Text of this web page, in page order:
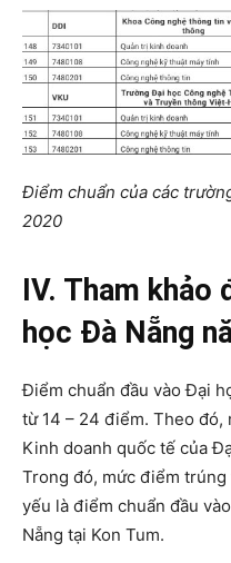
Điểm chuẩn của các
2020
IV. Tham khảo
học Đà Nẵng
Điểm chuẩn đầu vào Đại
từ 14 – 24 điểm. Theo đó,
Kinh doanh quốc tế của
Trong đó, mức điểm
yếu là điểm chuẩn đầu
Nẵng tại Kon Tum.